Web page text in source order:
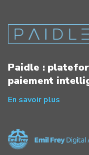
Paidle :
paiement
En savoir plus